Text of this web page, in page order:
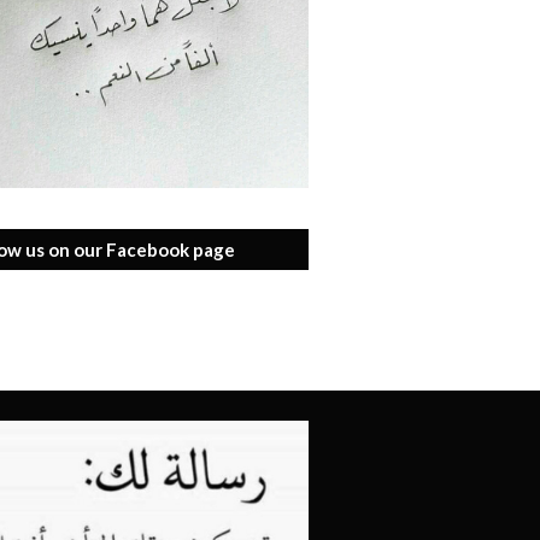
us on our Facebook page